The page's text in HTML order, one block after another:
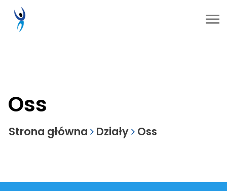
Oss
Strona główna Działy Oss